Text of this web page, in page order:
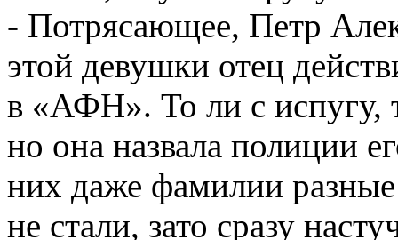
- Потрясающее, Петр
этой девушки отец
в «АФН». То ли с испугу,
но она назвала полиции
них даже фамилии
не стали, зато сразу